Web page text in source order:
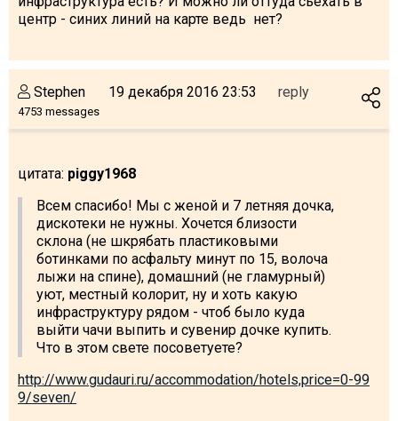
центр - синих линий на карте ведь нет?
Stephen
4753 messages
19 декабря 2016 23:53 reply
цитата: piggy1968
Всем спасибо! Мы с женой и 7 летняя дочка,
дискотеки не нужны. Хочется близости
склона (не шкрябать пластиковыми
ботинками по асфальту минут по 15, волоча
лыжи на спине), домашний (не гламурный)
уют, местный колорит, ну и хоть какую
инфраструктуру рядом - чтоб было куда
выйти чачи выпить и сувенир дочке купить.
Что в этом свете посоветуете?
http://www.gudauri.ru/accommodation/hotels,price=0-99
9/seven/